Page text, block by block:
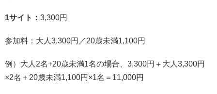
1サイト： 3,300円
参加料：大人3,300円／20歳未満1,100円
例）大人2名+20歳未満1名の場合、3,300円＋大人3,300円
×2名＋20歳未満1,100円×1名＝11,000円